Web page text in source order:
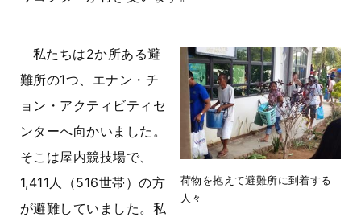
荷物を抱えて避難所に到着する
人々
私たちは2か所ある避
難所の1つ、エナン・チ
ョン・アクティビティセ
ンターへ向かいました。
そこは屋内競技場で、
1,411人（516世帯）の方
が避難していました。私